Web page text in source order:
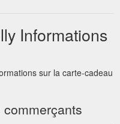
Informations
sur la carte-cadeau